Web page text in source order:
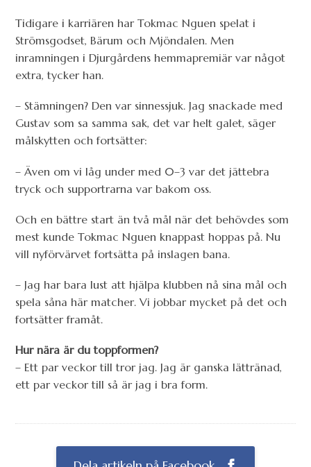
Tidigare i karriären har Tokmac Nguen spelat i
Strömsgodset, Bärum och Mjöndalen. Men
inramningen i Djurgårdens hemmapremiär var något
extra, tycker han.
– Stämningen? Den var sinnessjuk. Jag snackade med
Gustav som sa samma sak, det var helt galet, säger
målskytten och fortsätter:
– Även om vi låg under med 0–3 var det jättebra
tryck och supportrarna var bakom oss.
Och en bättre start än två mål när det behövdes som
mest kunde Tokmac Nguen knappast hoppas på. Nu
vill nyförvärvet fortsätta på inslagen bana.
– Jag har bara lust att hjälpa klubben nå sina mål och
spela såna här matcher. Vi jobbar mycket på det och
fortsätter framåt.
Hur nära är du toppformen?
– Ett par veckor till tror jag. Jag är ganska lättränad,
ett par veckor till så är jag i bra form.